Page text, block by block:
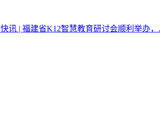
快讯 | 福建省K12智慧教育研讨会顺利举办，